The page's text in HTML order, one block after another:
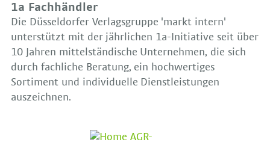
1a Fachhändler
Die Düsseldorfer Verlagsgruppe 'markt intern'
unterstützt mit der jährlichen 1a-Initiative seit über
10 Jahren mittelständische Unternehmen, die sich
durch fachliche Beratung, ein hochwertiges
Sortiment und individuelle Dienstleistungen
auszeichnen.